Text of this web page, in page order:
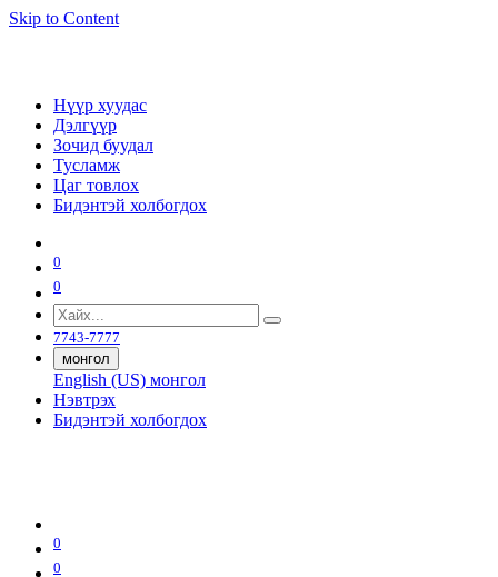
Skip to Content
Нүүр хуудас
Дэлгүүр
Зочид буудал
Тусламж
Цаг товлох
Бидэнтэй холбогдох
0
0
7743-7777
монгол
English (US) монгол
Нэвтрэх
Бидэнтэй холбогдох
0
0